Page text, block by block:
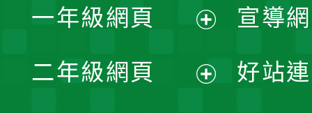
一年級網頁
開
二年級網頁
宣導
好站